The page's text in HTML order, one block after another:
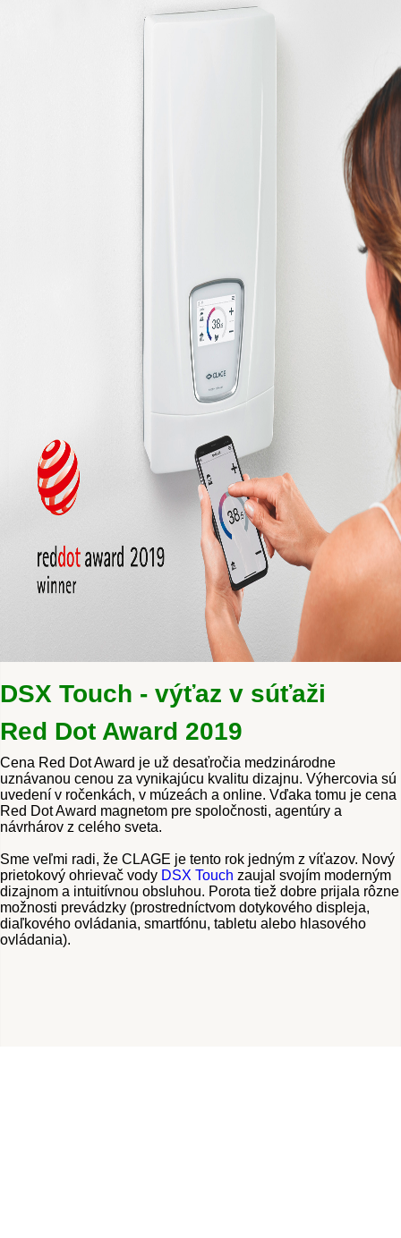
DSX Touch - výťaz v súťaži
Red Dot Award 2019
Cena Red Dot Award je už desaťročia medzinárodne
uznávanou cenou za vynikajúcu kvalitu dizajnu. Výhercovia sú
uvedení v ročenkách, v múzeách a online. Vďaka tomu je cena
Red Dot Award magnetom pre spoločnosti, agentúry a
návrhárov z celého sveta.
Sme veľmi radi, že CLAGE je tento rok jedným z víťazov. Nový
prietokový ohrievač vody DSX Touch zaujal svojím moderným
dizajnom a intuitívnou obsluhou. Porota tiež dobre prijala rôzne
možnosti prevádzky (prostredníctvom dotykového displeja,
diaľkového ovládania, smartfónu, tabletu alebo hlasového
ovládania).